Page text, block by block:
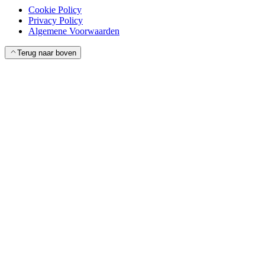
Cookie Policy
Privacy Policy
Algemene Voorwaarden
Terug naar boven